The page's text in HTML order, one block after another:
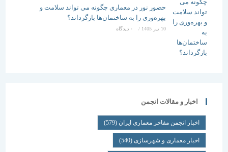
حضور نور در معماری چگونه می تواند سلامت و
بهره‌وری را به ساختمان‌ها بازگرداند؟
/ ۰ دیدگاه
اخبار و مقالات انجمن
اخبار انجمن مفاخر معماری ایران (579)
اخبار معماری و شهرسازی(540)